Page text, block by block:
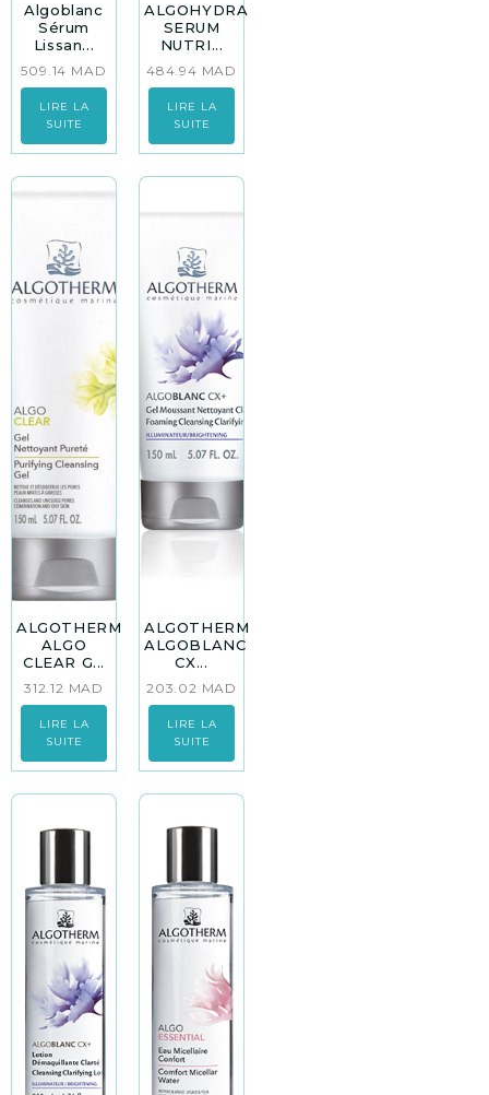
Algoblanc
Sérum
Lissan...
509.14 MAD
LIRE LA
SUITE
ALGOHYDRA
SERUM
NUTRI...
484.94 MAD
LIRE LA
SUITE
ALGOTHERM
ALGO
CLEAR G...
312.12 MAD
LIRE LA
SUITE
ALGOTHERM
ALGOBLANC
CX...
203.02 MAD
LIRE LA
SUITE